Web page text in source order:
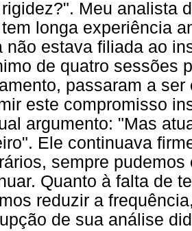
Meu analista
longa experiência
não estava filiada ao
de quatro sessões
passaram a
este compromisso
argumento: "Mas
Ele continuava
sempre
Quanto à falta de
reduzir a
de sua análise